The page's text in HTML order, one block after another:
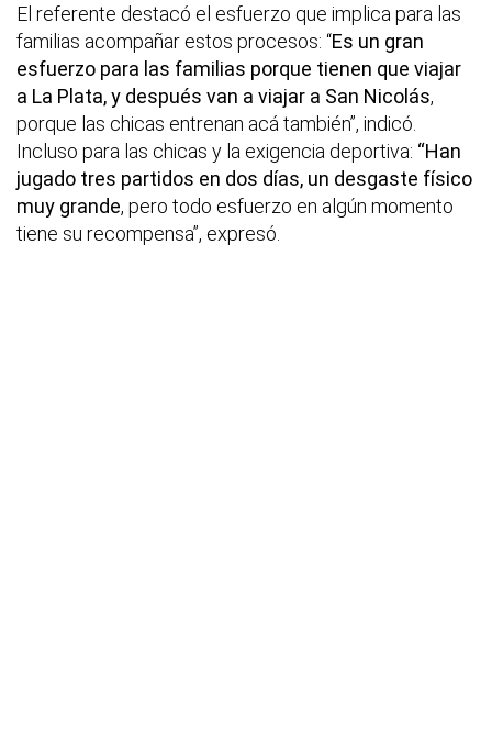
El referente destacó el esfuerzo que implica para las
familias acompañar estos procesos: “Es un gran
esfuerzo para las familias porque tienen que viajar
a La Plata, y después van a viajar a San Nicolás,
porque las chicas entrenan acá también”, indicó.
Incluso para las chicas y la exigencia deportiva: “Han
jugado tres partidos en dos días, un desgaste físico
muy grande, pero todo esfuerzo en algún momento
tiene su recompensa”, expresó.